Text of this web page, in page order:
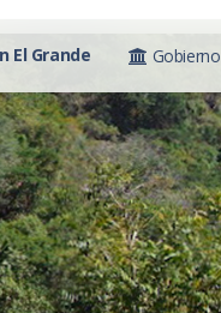
El Grande Gobierno